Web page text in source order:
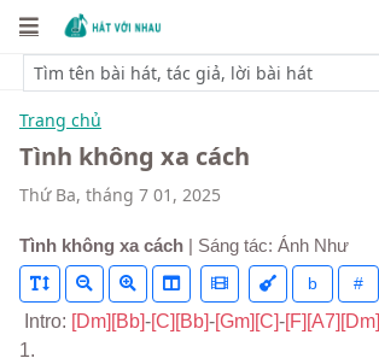
Trang chủ
Tình không xa cách
Thứ Ba, tháng 7 01, 2025
Tình không xa cách | Sáng tác: Ánh Như
b #
Intro: [Dm] [Bb]-[C] [Bb]-[Gm] [C]-[F] [A7] [Dm]
1.